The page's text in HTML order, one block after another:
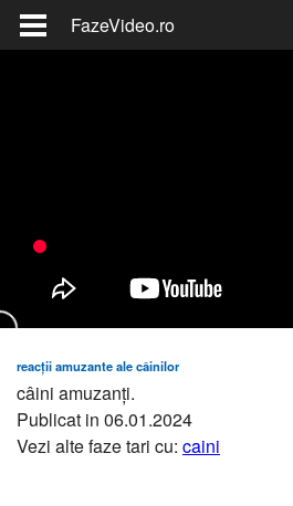
FazeVideo.ro
reacții amuzante ale câinilor
câini amuzanți.
Publicat in 06.01.2024
Vezi alte faze tari cu: caini